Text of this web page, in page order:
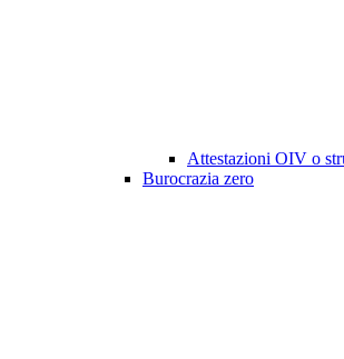
Attestazioni OIV o
Burocrazia zero